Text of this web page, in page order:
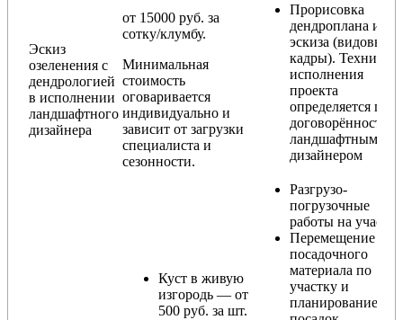
Эскиз
озеленения с
дендрологией
в исполнении
ландшафтного
дизайнера
от 15000 руб. за
сотку/клумбу.
Минимальная
стоимость
оговаривается
индивидуально и
зависит от загрузки
специалиста и
сезонности.
Прорисовка
дендроплана и
эскиза (видовые
кадры). Техника
исполнения
проекта
определяется по
договорённости с
ландшафтным
дизайнером
Куст в живую
изгородь — от
500 руб. за шт.
Разгрузо-
погрузочные
работы на участке
Перемещение
посадочного
материала по
участку и
планирование